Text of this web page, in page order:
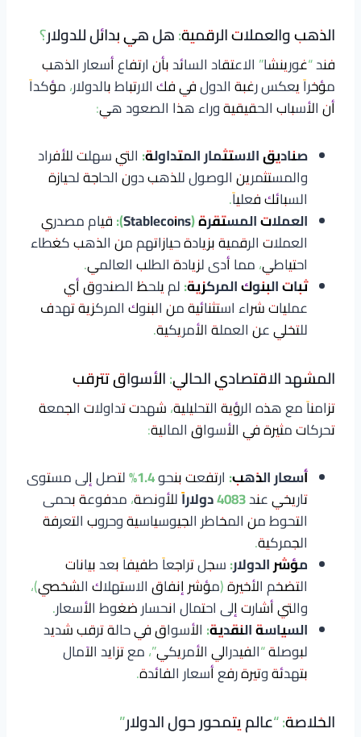
الذهب والعملات الرقمية: هل هي بدائل للدولار؟
فند “غورينشا” الاعتقاد السائد بأن ارتفاع أسعار الذهب
مؤخراً يعكس رغبة الدول في فك الارتباط بالدولار، مؤكداً
أن الأسباب الحقيقية وراء هذا الصعود هي:
صناديق الاستثمار المتداولة: التي سهلت للأفراد
والمستثمرين الوصول للذهب دون الحاجة لحيازة
السبائك فعلياً.
العملات المستقرة (Stablecoins):
قيام مصدري
العملات الرقمية بزيادة حيازاتهم من الذهب كغطاء
احتياطي، مما أدى لزيادة الطلب العالمي.
ثبات البنوك المركزية:لم يلحظ الصندوق أي
عمليات شراء استثنائية من البنوك المركزية تهدف
للتخلي عن العملة الأمريكية.
المشهد الاقتصادي الحالي: الأسواق تترقب
تزامناً مع هذه الرؤية التحليلية، شهدت تداولات الجمعة
تحركات مثيرة في الأسواق المالية:
أسعار الذهب: ارتفعت بنحو1.4% لتصل إلى مستوى
تاريخي عند4083 دولاراً
للأونصة، مدفوعة بحمى
التحوط من المخاطر الجيوسياسية وحروب التعرفة
الجمركية.
مؤشر الدولار:سجل تراجعاً طفيفاً بعد بيانات
التضخم الأخيرة (مؤشر إنفاق الاستهلاك الشخصي)،
والتي أشارت إلى احتمال انحسار ضغوط الأسعار.
السياسة النقدية: الأسواق في حالة ترقب شديد
لبوصلة “الفيدرالي الأمريكي”، مع تزايد الآمال
بتهدئة وتيرة رفع أسعار الفائدة.
الخلاصة: “عالم يتمحور حول الدولار”